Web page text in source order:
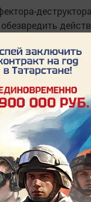
групп
отходах
их
объем и форму
исключить
отходов
отходами.